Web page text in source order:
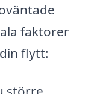
faktorer
flytt: